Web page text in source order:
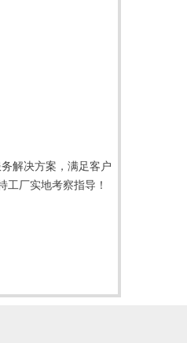
解决方案，满足客户
工厂实地考察指导！